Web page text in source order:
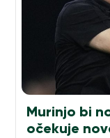
Murinjo bi
očekuje